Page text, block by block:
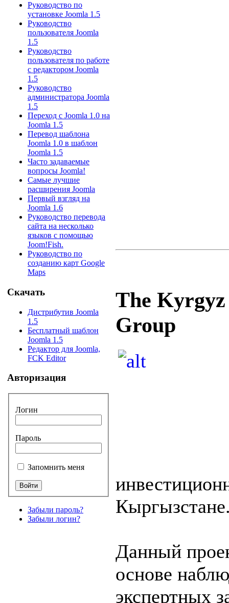
Руководство по
установке Joomla 1.5
Руководство
пользователя Joomla
1.5
Руководство
пользователя по работе
с редактором Joomla
1.5
Руководство
администратора Joomla
1.5
Переход с Joomla 1.0 на
Joomla 1.5
Перевод шаблона
Joomla 1.0 в шаблон
Joomla 1.5
Часто задаваемые
вопросы Joomla!
Самые лучшие
расширения Joomla
Первый взгляд на
Joomla 1.6
Руководство перевода
сайта на несколько
языков с помощью
Joom!Fish.
Руководство по
созданию карт Google
Maps
Скачать
Дистрибутив Joomla
1.5
Бесплатный шаблон
Joomla 1.5
Редактор для Joomla,
FCK Editor
Авторизация
Логин
Пароль
Запомнить меня
Забыли пароль?
Забыли логин?
The
Group
Данный
основе
экспертных